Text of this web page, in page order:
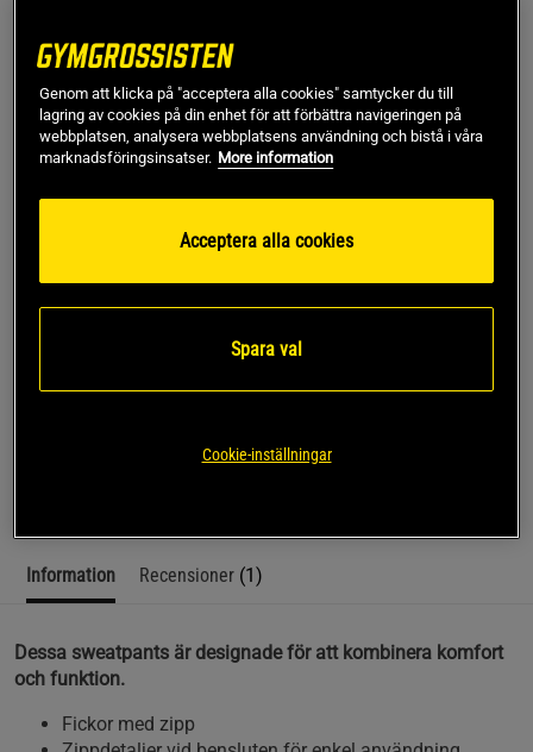
L
Lägg i varukorgen
träningsbyxor och mysbyxor.
Information Recensioner (1)
Dessa sweatpants är designade för att kombinera komfort
och funktion.
Fickor med zipp
Genom att klicka på "acceptera alla cookies" samtycker du till
lagring av cookies på din enhet för att förbättra navigeringen på
webbplatsen, analysera webbplatsens användning och bistå i våra
marknadsföringsinsatser. More information
Acceptera alla cookies
Spara val
Cookie-inställningar